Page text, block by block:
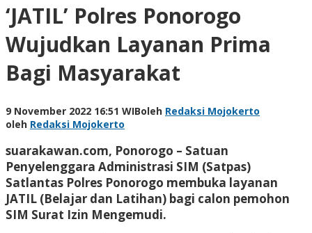
‘JATIL’ Polres Ponorogo
Wujudkan Layanan Prima
Bagi Masyarakat
9 November 2022 16:51 WIBoleh Redaksi Mojokerto
oleh Redaksi Mojokerto
suarakawan.com, Ponorogo – Satuan
Penyelenggara Administrasi SIM (Satpas)
Satlantas Polres Ponorogo membuka layanan
JATIL (Belajar dan Latihan) bagi calon pemohon
SIM Surat Izin Mengemudi.